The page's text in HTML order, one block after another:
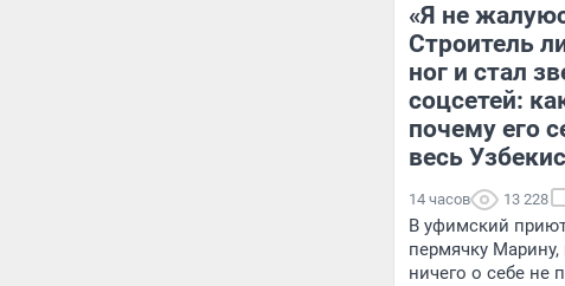
«Я не
Строитель
ног и стал
соцсетей:
почему его
весь
14 часов 13 228
В уфимский
пермячку Марину,
ничего о себе не